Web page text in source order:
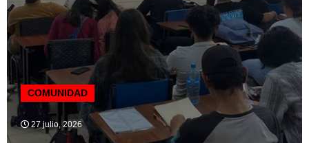
COMUNIDAD
27 julio, 2026